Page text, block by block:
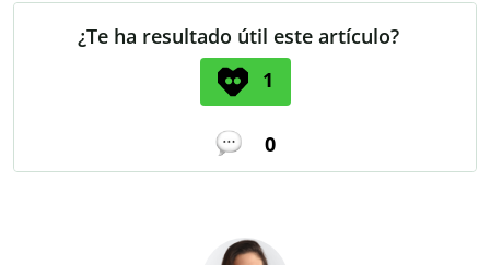
¿Te ha resultado útil este artículo?
1
0